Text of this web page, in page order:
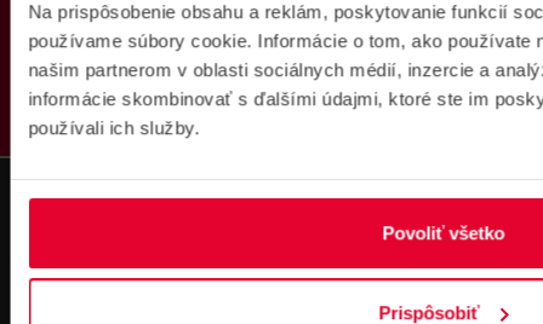
Na prispôsobenie obsahu a reklám, poskytovanie funkcií
používame súbory cookie. Informácie o tom, ako používate
našim partnerom v oblasti sociálnych médií, inzercie a
informácie skombinovať s ďalšími údajmi, ktoré ste im
používali ich služby.
Povoliť všetko
Prispôsobiť
PRODUKTY Fakturačné údaje
IČO: 36340804 | DIČ: 2021919658
IČ DPH: SK2021919658
IBAN : SK51 1100 0000 0029 4205 9929
odd.: Sa, vl. č.: 7597/B